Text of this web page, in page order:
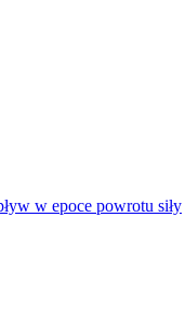
w epoce powrotu siły